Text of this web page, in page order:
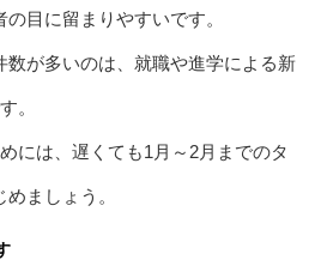
目に留まりやすいです。
数が多いのは、就職や進学による新
。
には、遅くても1月～2月までのタ
ましょう。